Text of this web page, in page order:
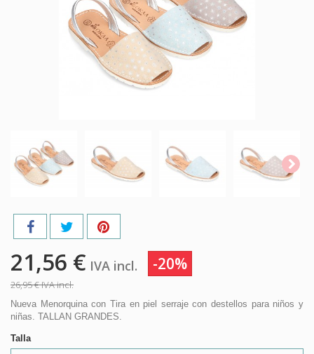
21,56 € IVA incl. -20%
26,95 €IVA incl.
Nueva Menorquina con Tira en piel serraje con destellos para niños y
niñas. TALLAN GRANDES.
Talla